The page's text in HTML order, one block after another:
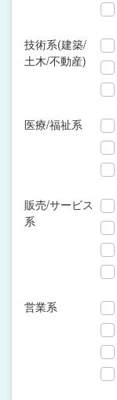
技術系(建築/
土木/不動産)
医療/福祉系
販売/サービス
系
営業系